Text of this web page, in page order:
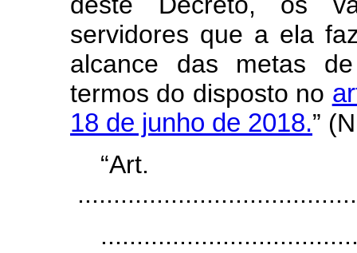
servidores que a ela
alcance das metas
termos do disposto no
18 de junho de 2018.”